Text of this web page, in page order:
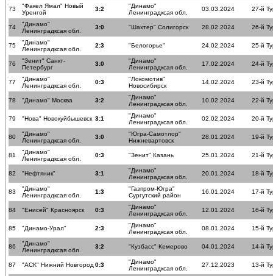
73
"Факел Ямал" Новый
Уренгой
3:2
"Динамо"
Ленинградксая обл.
03.03.2024 27-й
74
"Динамо"
Ленинградксая обл.
3:0 "Шахтер" Солигорск 28.02.2024 26-й
75
"Динамо"
Ленинградксая обл.
2:3 "Белогорье" 24.02.2024 25-й
76
"Зенит" Санкт-
Петербург
3:0
"Динамо"
Ленинградксая обл.
17.02.2024 24-й
77
"Динамо"
Ленинградксая обл.
0:3
"Локомотив"
Новосибирск
14.02.2024 23-й
78 "Динамо" Москва 3:2
"Динамо"
Ленинградксая обл.
10.02.2024 22-й
79 "Нова" Новокуйбышевск 3:1
"Динамо"
Ленинградксая обл.
02.02.2024 20-й
80
"Динамо"
Ленинградксая обл.
3:0
"Югра-Самотлор"
Нижневартовск
28.01.2024 19-й
81
"Динамо"
Ленинградксая обл.
0:3 "Зенит" Казань 25.01.2024 21-й
82 "Нефтяник" 3:1
"Динамо"
Ленинградксая обл.
20.01.2024 18-й
83
"Динамо"
Ленинградксая обл.
1:3
"Газпром-Югра"
Сургутский район
16.01.2024 17-й
84 "Енисей" Красноярск 0:3
"Динамо"
Ленинградксая обл.
12.01.2024 16-й
85 "Динамо-Урал" 2:3
"Динамо"
Ленинградксая обл.
08.01.2024 15-й
86
"Динамо"
Ленинградксая обл.
3:2 "Кузбасс" Кемерово 04.01.2024 14-й
87 "АСК" Нижний Новгород 0:3
"Динамо"
Ленинградксая обл.
27.12.2023 13-й